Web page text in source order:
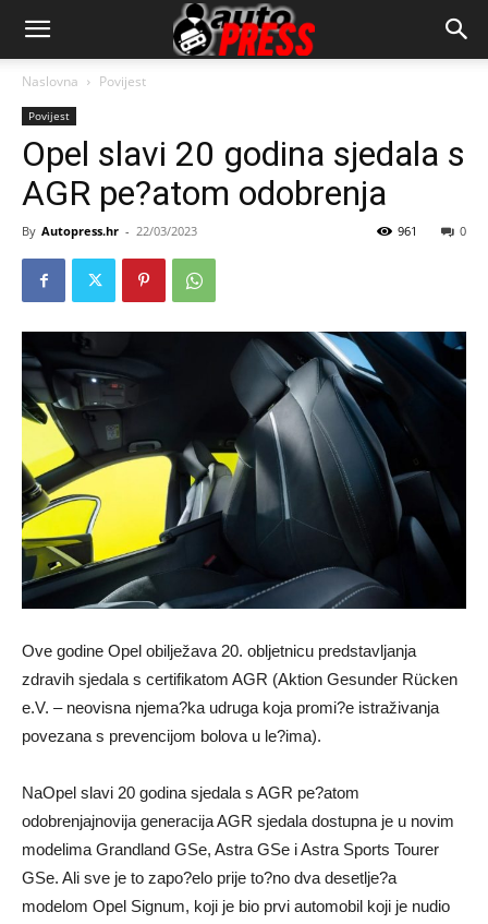
AutopressHR
Naslovna Povijest
Povijest
Opel slavi 20 godina sjedala s
AGR pe?atom odobrenja
By Autopress.hr - 22/03/2023 0
961
Ove godine Opel obilježava 20. obljetnicu predstavljanja
zdravih sjedala s certifikatom AGR (Aktion Gesunder Rücken
e.V. – neovisna njema?ka udruga koja promi?e istraživanja
povezana s prevencijom bolova u le?ima).
NaOpel slavi 20 godina sjedala s AGR pe?atom
odobrenjajnovija generacija AGR sjedala dostupna je u novim
modelima Grandland GSe, Astra GSe i Astra Sports Tourer
GSe. Ali sve je to zapo?elo prije to?no dva desetlje?a
modelom Opel Signum, koji je bio prvi automobil koji je nudio